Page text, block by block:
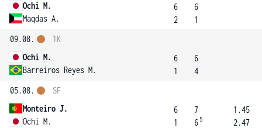
Ochi M.
Maqdas A.
6
2
6
1
09.08.
Ochi M.
Barreiros Reyes M.
1K
6
1
6
4
05.08.
Monteiro J.
Ochi M.
SF
6
1
7
6 5
1.45
2.47